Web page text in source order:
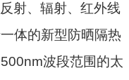
射、辐射、红外线
体的新型防晒隔热
波段范围的太